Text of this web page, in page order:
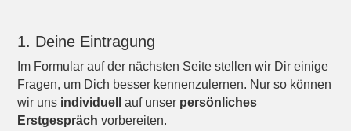
1. Deine Eintragung
Im Formular auf der nächsten Seite stellen wir Dir einige
Fragen, um Dich besser kennenzulernen. Nur so können
wir uns individuell auf unser persönliches
Erstgespräch vorbereiten.